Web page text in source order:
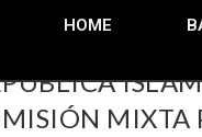
HOME
MIXTA